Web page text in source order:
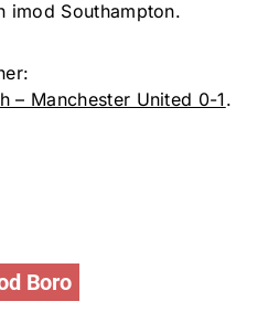
imod Southampton.
– Manchester United 0-1.
Boro